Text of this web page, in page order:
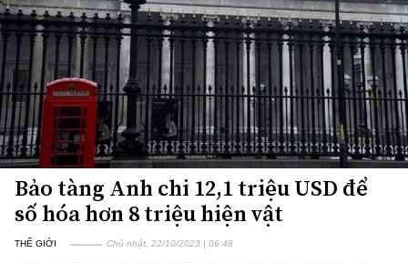
Bảo tàng Anh chi 12,1 triệu USD để
số hóa hơn 8 triệu hiện vật
THẾ GIỚI Chủ nhật, 22/10/2023 | 06:48